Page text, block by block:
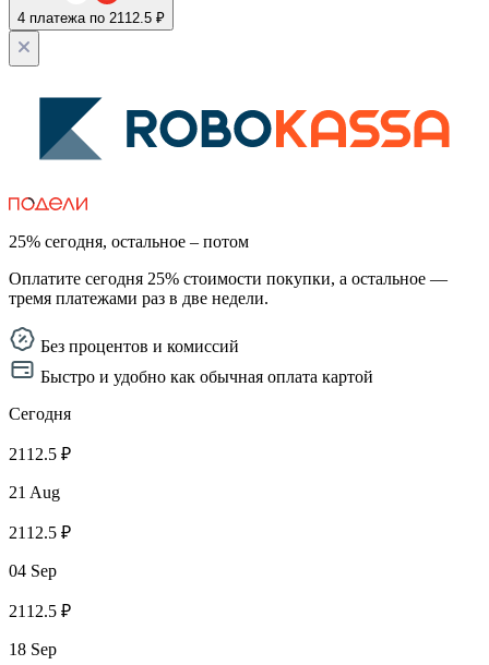
4 платежа по 2112.5 ₽
25% сегодня, остальное – потом
Оплатите сегодня 25% стоимости покупки, а остальное —
тремя платежами раз в две недели.
Без процентов и комиссий
Быстро и удобно как обычная оплата картой
Сегодня
2112.5 ₽
21 Aug
2112.5 ₽
04 Sep
2112.5 ₽
18 Sep